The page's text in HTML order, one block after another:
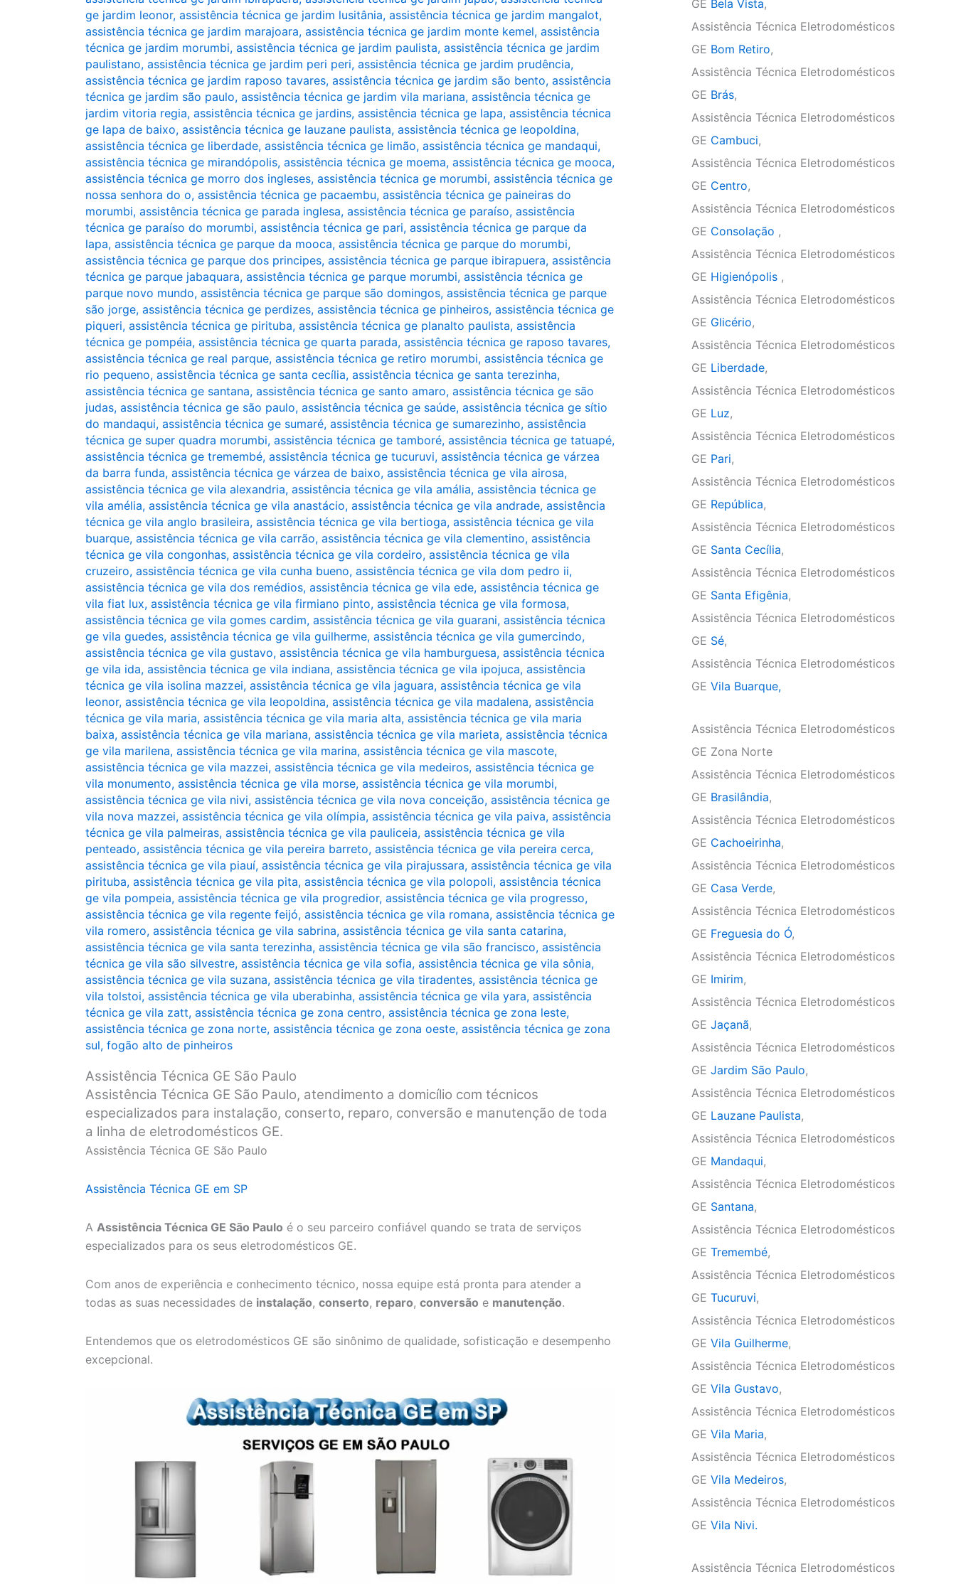
ge jardim leonor, assistência técnica ge jardim lusitânia, assistência técnica ge jardim mangalot,
assistência técnica ge jardim marajoara, assistência técnica ge jardim monte kemel, assistência
técnica ge jardim morumbi, assistência técnica ge jardim paulista, assistência técnica ge jardim
paulistano, assistência técnica ge jardim peri peri, assistência técnica ge jardim prudência,
assistência técnica ge jardim raposo tavares, assistência técnica ge jardim são bento, assistência
técnica ge jardim são paulo, assistência técnica ge jardim vila mariana, assistência técnica ge
jardim vitoria regia, assistência técnica ge jardins, assistência técnica ge lapa, assistência técnica
ge lapa de baixo, assistência técnica ge lauzane paulista, assistência técnica ge leopoldina,
assistência técnica ge liberdade, assistência técnica ge limão, assistência técnica ge mandaqui,
assistência técnica ge mirandópolis, assistência técnica ge moema, assistência técnica ge mooca,
assistência técnica ge morro dos ingleses, assistência técnica ge morumbi, assistência técnica ge
nossa senhora do o, assistência técnica ge pacaembu, assistência técnica ge paineiras do
morumbi, assistência técnica ge parada inglesa, assistência técnica ge paraíso, assistência
técnica ge paraíso do morumbi, assistência técnica ge pari, assistência técnica ge parque da
lapa, assistência técnica ge parque da mooca, assistência técnica ge parque do morumbi,
assistência técnica ge parque dos principes, assistência técnica ge parque ibirapuera, assistência
técnica ge parque jabaquara, assistência técnica ge parque morumbi, assistência técnica ge
parque novo mundo, assistência técnica ge parque são domingos, assistência técnica ge parque
são jorge, assistência técnica ge perdizes, assistência técnica ge pinheiros, assistência técnica ge
piqueri, assistência técnica ge pirituba, assistência técnica ge planalto paulista, assistência
técnica ge pompéia, assistência técnica ge quarta parada, assistência técnica ge raposo tavares,
assistência técnica ge real parque, assistência técnica ge retiro morumbi, assistência técnica ge
rio pequeno, assistência técnica ge santa cecília, assistência técnica ge santa terezinha,
assistência técnica ge santana, assistência técnica ge santo amaro, assistência técnica ge são
judas, assistência técnica ge são paulo, assistência técnica ge saúde, assistência técnica ge sítio
do mandaqui, assistência técnica ge sumaré, assistência técnica ge sumarezinho, assistência
técnica ge super quadra morumbi, assistência técnica ge tamboré, assistência técnica ge tatuapé,
assistência técnica ge tremembé, assistência técnica ge tucuruvi, assistência técnica ge várzea
da barra funda, assistência técnica ge várzea de baixo, assistência técnica ge vila airosa,
assistência técnica ge vila alexandria, assistência técnica ge vila amália, assistência técnica ge
vila amélia, assistência técnica ge vila anastácio, assistência técnica ge vila andrade, assistência
técnica ge vila anglo brasileira, assistência técnica ge vila bertioga, assistência técnica ge vila
buarque, assistência técnica ge vila carrão, assistência técnica ge vila clementino, assistência
técnica ge vila congonhas, assistência técnica ge vila cordeiro, assistência técnica ge vila
cruzeiro, assistência técnica ge vila cunha bueno, assistência técnica ge vila dom pedro ii,
assistência técnica ge vila dos remédios, assistência técnica ge vila ede, assistência técnica ge
vila fiat lux, assistência técnica ge vila firmiano pinto, assistência técnica ge vila formosa,
assistência técnica ge vila gomes cardim, assistência técnica ge vila guarani, assistência técnica
ge vila guedes, assistência técnica ge vila guilherme, assistência técnica ge vila gumercindo,
assistência técnica ge vila gustavo, assistência técnica ge vila hamburguesa, assistência técnica
ge vila ida, assistência técnica ge vila indiana, assistência técnica ge vila ipojuca, assistência
técnica ge vila isolina mazzei, assistência técnica ge vila jaguara, assistência técnica ge vila
leonor, assistência técnica ge vila leopoldina, assistência técnica ge vila madalena, assistência
técnica ge vila maria, assistência técnica ge vila maria alta, assistência técnica ge vila maria
baixa, assistência técnica ge vila mariana, assistência técnica ge vila marieta, assistência técnica
ge vila marilena, assistência técnica ge vila marina, assistência técnica ge vila mascote,
assistência técnica ge vila mazzei, assistência técnica ge vila medeiros, assistência técnica ge
vila monumento, assistência técnica ge vila morse, assistência técnica ge vila morumbi,
assistência técnica ge vila nivi, assistência técnica ge vila nova conceição, assistência técnica ge
vila nova mazzei, assistência técnica ge vila olímpia, assistência técnica ge vila paiva, assistência
técnica ge vila palmeiras, assistência técnica ge vila pauliceia, assistência técnica ge vila
penteado, assistência técnica ge vila pereira barreto, assistência técnica ge vila pereira cerca,
assistência técnica ge vila piauí, assistência técnica ge vila pirajussara, assistência técnica ge vila
pirituba, assistência técnica ge vila pita, assistência técnica ge vila polopoli, assistência técnica
ge vila pompeia, assistência técnica ge vila progredior, assistência técnica ge vila progresso,
assistência técnica ge vila regente feijó, assistência técnica ge vila romana, assistência técnica ge
vila romero, assistência técnica ge vila sabrina, assistência técnica ge vila santa catarina,
assistência técnica ge vila santa terezinha, assistência técnica ge vila são francisco, assistência
técnica ge vila são silvestre, assistência técnica ge vila sofia, assistência técnica ge vila sônia,
assistência técnica ge vila suzana, assistência técnica ge vila tiradentes, assistência técnica ge
vila tolstoi, assistência técnica ge vila uberabinha, assistência técnica ge vila yara, assistência
técnica ge vila zatt, assistência técnica ge zona centro, assistência técnica ge zona leste,
assistência técnica ge zona norte, assistência técnica ge zona oeste, assistência técnica ge zona
sul, fogão alto de pinheiros
Assistência Técnica GE São Paulo
Assistência Técnica GE São Paulo, atendimento a domicílio com técnicos
especializados para instalação, conserto, reparo, conversão e manutenção de toda
a linha de eletrodomésticos GE.
Assistência Técnica GE São Paulo
Assistência Técnica GE em SP
A Assistência Técnica GE São Paulo é o seu parceiro confiável quando se trata de serviços
especializados para os seus eletrodomésticos GE.
Com anos de experiência e conhecimento técnico, nossa equipe está pronta para atender a
todas as suas necessidades de instalação, conserto, reparo, conversão e manutenção.
Entendemos que os eletrodomésticos GE são sinônimo de qualidade, sofisticação e desempenho
excepcional.
GE Bela Vista,
Assistência Técnica Eletrodomésticos
GE Bom Retiro,
Assistência Técnica Eletrodomésticos
GE Brás,
Assistência Técnica Eletrodomésticos
GE Cambuci,
Assistência Técnica Eletrodomésticos
GE Centro,
Assistência Técnica Eletrodomésticos
GE Consolação ,
Assistência Técnica Eletrodomésticos
GE Higienópolis ,
Assistência Técnica Eletrodomésticos
GE Glicério,
Assistência Técnica Eletrodomésticos
GE Liberdade,
Assistência Técnica Eletrodomésticos
GE Luz,
Assistência Técnica Eletrodomésticos
GE Pari,
Assistência Técnica Eletrodomésticos
GE República,
Assistência Técnica Eletrodomésticos
GE Santa Cecília,
Assistência Técnica Eletrodomésticos
GE Santa Efigênia,
Assistência Técnica Eletrodomésticos
GE Sé,
Assistência Técnica Eletrodomésticos
GE Vila Buarque,
Assistência Técnica Eletrodomésticos
GE Zona Norte
Assistência Técnica Eletrodomésticos
GE Brasilândia,
Assistência Técnica Eletrodomésticos
GE Cachoeirinha,
Assistência Técnica Eletrodomésticos
GE Casa Verde,
Assistência Técnica Eletrodomésticos
GE Freguesia do Ó,
Assistência Técnica Eletrodomésticos
GE Imirim,
Assistência Técnica Eletrodomésticos
GE Jaçanã,
Assistência Técnica Eletrodomésticos
GE Jardim São Paulo,
Assistência Técnica Eletrodomésticos
GE Lauzane Paulista,
Assistência Técnica Eletrodomésticos
GE Mandaqui,
Assistência Técnica Eletrodomésticos
GE Santana,
Assistência Técnica Eletrodomésticos
GE Tremembé,
Assistência Técnica Eletrodomésticos
GE Tucuruvi,
Assistência Técnica Eletrodomésticos
GE Vila Guilherme,
Assistência Técnica Eletrodomésticos
GE Vila Gustavo,
Assistência Técnica Eletrodomésticos
GE Vila Maria,
Assistência Técnica Eletrodomésticos
GE Vila Medeiros,
Assistência Técnica Eletrodomésticos
GE Vila Nivi.
Assistência Técnica Eletrodomésticos